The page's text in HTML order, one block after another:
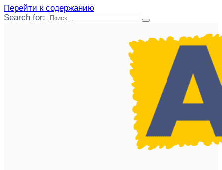
Перейти к содержанию
Search for: